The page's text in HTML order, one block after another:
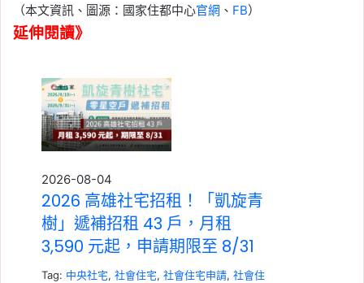
（本文資訊、圖源：國家住都中心官網 、 FB）
延伸閱讀》
2026-08-04
2026 高雄社宅招租！「凱旋青
樹」遞補招租 43 戶，月租
3,590 元起，申請期限至 8/31
Tag: 中央社宅, 社會住宅, 社會住宅申請, 社會住